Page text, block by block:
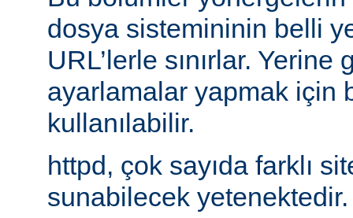
dosya sistemininin belli
URL’lerle sınırlar.
ayarlamalar yapmak için
kullanılabilir.
httpd, çok sayıda farklı
sunabilecek